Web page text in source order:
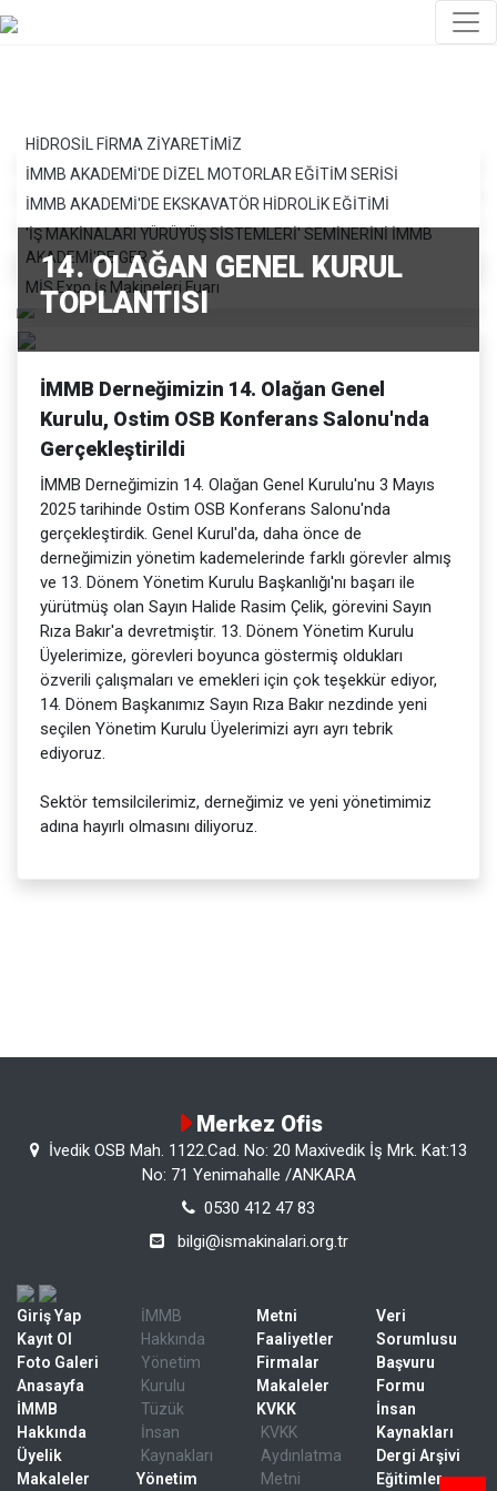
HİDROSİL FİRMA ZİYARETİMİZ
İMMB AKADEMİ'DE DİZEL MOTORLAR EĞİTİM SERİSİ
İMMB AKADEMİ'DE EKSKAVATÖR HİDROLİK EĞİTİMİ
'İŞ MAKİNALARI YÜRÜYÜŞ SİSTEMLERİ' SEMİNERİNİ İMMB
AKADEMİ'DE GER..
MİS Expo İş Makineleri Fuarı
14. OLAĞAN GENEL KURUL
TOPLANTISI
İMMB Derneğimizin 14. Olağan Genel
Kurulu, Ostim OSB Konferans Salonu'nda
Gerçekleştirildi
İMMB Derneğimizin 14. Olağan Genel Kurulu'nu 3 Mayıs
2025 tarihinde Ostim OSB Konferans Salonu'nda
gerçekleştirdik. Genel Kurul'da, daha önce de
derneğimizin yönetim kademelerinde farklı görevler almış
ve 13. Dönem Yönetim Kurulu Başkanlığı'nı başarı ile
yürütmüş olan Sayın Halide Rasim Çelik, görevini Sayın
Rıza Bakır'a devretmiştir. 13. Dönem Yönetim Kurulu
Üyelerimize, görevleri boyunca göstermiş oldukları
özverili çalışmaları ve emekleri için çok teşekkür ediyor,
14. Dönem Başkanımız Sayın Rıza Bakır nezdinde yeni
seçilen Yönetim Kurulu Üyelerimizi ayrı ayrı tebrik
ediyoruz.
Sektör temsilcilerimiz, derneğimiz ve yeni yönetimimiz
adına hayırlı olmasını diliyoruz.
Merkez Ofis
İvedik OSB Mah. 1122.Cad. No: 20 Maxivedik İş Mrk. Kat:13
No: 71 Yenimahalle /ANKARA
0530 412 47 83
bilgi@ismakinalari.org.tr
Giriş Yap
Kayıt Ol
Foto Galeri
Anasayfa
İMMB
Hakkında
Üyelik
Makaleler
İMMB
Hakkında
Yönetim
Kurulu
Tüzük
İnsan
Kaynakları
Yönetim
Metni
Faaliyetler
Firmalar
Makaleler
KVKK
KVKK
Aydınlatma
Metni
Veri
Sorumlusu
Başvuru
Formu
İnsan
Kaynakları
Dergi Arşivi
Eğitimler